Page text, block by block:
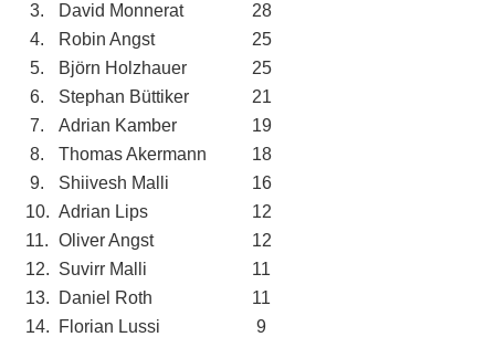
3.
David Monnerat
28
4.
Robin Angst
25
5.
Björn Holzhauer
25
6.
Stephan Büttiker
21
7.
Adrian Kamber
19
8.
Thomas Akermann
18
9.
Shiivesh Malli
16
10. Adrian Lips
12
11. Oliver Angst
12
12. Suvirr Malli
11
13.
Daniel Roth
11
14.
Florian Lussi
9